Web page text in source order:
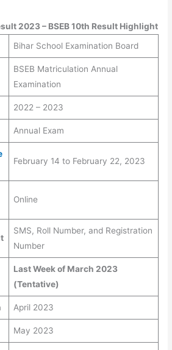
2023 – BSEB 10th Result Highlight
Bihar School Examination Board
BSEB Matriculation Annual
Examination
2022 – 2023
Annual Exam
February 14 to February 22, 2023
Online
SMS, Roll Number, and Registration
Number
Last Week of March 2023
(Tentative)
April 2023
May 2023